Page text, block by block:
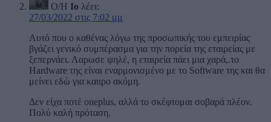
Ο/Η Io λέει:
27/03/2022 στις 7:02 μμ
Αυτό που ο καθένας λόγω της προσωπικής του εμπειρίας
βγάζει γενικό συμπέρασμα για την πορεία της εταιρείας με
ξεπερνάει. Λαρωσε ψηλέ, η εταιρεία πάει μια χαρά,.το
Hardware της είναι εναρμονισμένο με το Software της και θα
μείνει εδώ για καιιρο ακόμη.
Δεν είχα ποτέ oneplus, αλλά το σκέφτομαι σοβαρά πλέον.
Πολύ καλή πρόταση.